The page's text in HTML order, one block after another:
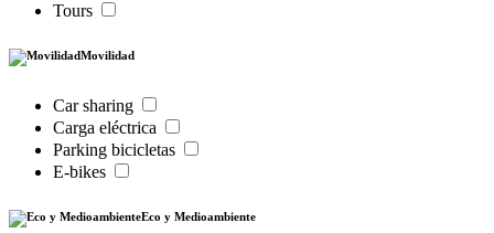
Tours
Movilidad
Car sharing
Carga eléctrica
Parking bicicletas
E-bikes
Eco y Medioambiente